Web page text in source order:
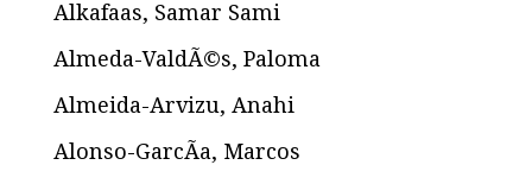
Alkafaas, Samar Sami
Almeda-ValdÃ©s, Paloma
Almeida-Arvizu, Anahi
Alonso-GarcÃ­a, Marcos